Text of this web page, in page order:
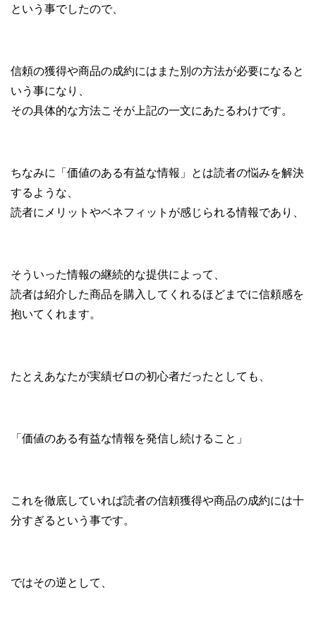
という事でしたので、
信頼の獲得や商品の成約にはまた別の方法が必要になると
いう事になり、
その具体的な方法こそが上記の一文にあたるわけです。
ちなみに「価値のある有益な情報」とは読者の悩みを解決
するような、
読者にメリットやベネフィットが感じられる情報であり、
そういった情報の継続的な提供によって、
読者は紹介した商品を購入してくれるほどまでに信頼感を
抱いてくれます。
たとえあなたが実績ゼロの初心者だったとしても、
「価値のある有益な情報を発信し続けること」
これを徹底していれば読者の信頼獲得や商品の成約には十
分すぎるという事です。
ではその逆として、